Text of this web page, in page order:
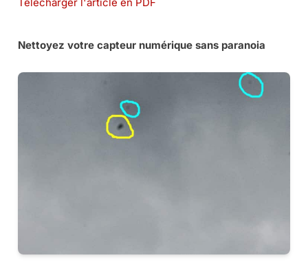
Télécharger l'article en PDF
Nettoyez votre capteur numérique sans paranoia